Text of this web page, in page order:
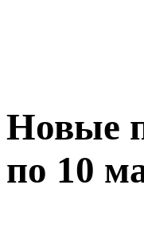
Новые
по 10